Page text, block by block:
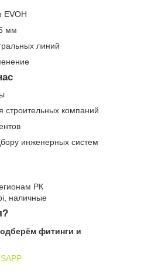
EVOH
мм
линий
строительных компаний
инженерных систем
РК
наличные
фитинги и